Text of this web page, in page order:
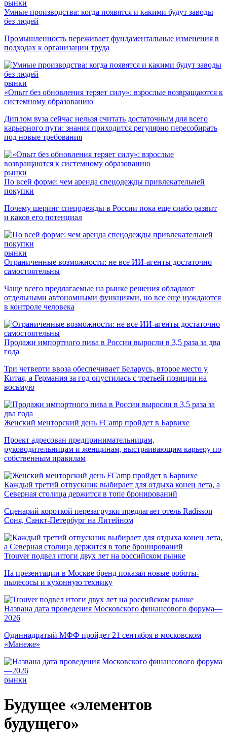
рынки
Умные производства: когда появятся и какими будут заводы
без людей
Промышленность переживает фундаментальные изменения в
подходах к организации труда
рынки
«Опыт без обновления теряет силу»: взрослые возвращаются к
системному образованию
Диплом вуза сейчас нельзя считать достаточным для всего
карьерного пути: знания приходится регулярно пересобирать
под новые требования
рынки
По всей форме: чем аренда спецодежды привлекательней
покупки
Почему шеринг спецодежды в России пока еще слабо развит
и каков его потенциал
рынки
Ограниченные возможности: не все ИИ-агенты достаточно
самостоятельны
Чаще всего предлагаемые на рынке решения обладают
отдельными автономными функциями, но все еще нуждаются
в контроле человека
Продажи импортного пива в России выросли в 3,5 раза за два
года
Три четверти ввоза обеспечивает Беларусь, второе место у
Китая, а Германия за год опустилась с третьей позиции на
восьмую
Женский менторский день FCamp пройдет в Барвихе
Проект адресован предпринимательницам,
руководительницам и женщинам, выстраивающим карьеру по
собственным правилам
Каждый третий отпускник выбирает для отдыха конец лета, а
Северная столица держится в топе бронирований
Сценарий короткой перезагрузки предлагает отель Radisson
Соня, Санкт-Петербург на Литейном
Trouver подвел итоги двух лет на российском рынке
На презентации в Москве бренд показал новые роботы-
пылесосы и кухонную технику
Названа дата проведения Московского финансового форума—
2026
Одиннадцатый МФФ пройдет 21 сентября в московском
«Манеже»
рынки
Будущее «элементов
будущего»